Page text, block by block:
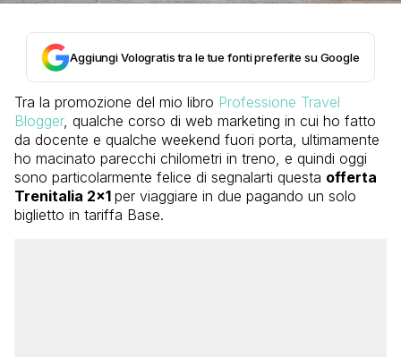
Aggiungi Vologratis tra le tue fonti preferite su Google
Tra la promozione del mio libro Professione Travel
Blogger, qualche corso di web marketing in cui ho fatto
da docente e qualche weekend fuori porta, ultimamente
ho macinato parecchi chilometri in treno, e quindi oggi
sono particolarmente felice di segnalarti questa offerta
Trenitalia 2×1 per viaggiare in due pagando un solo
biglietto in tariffa Base.